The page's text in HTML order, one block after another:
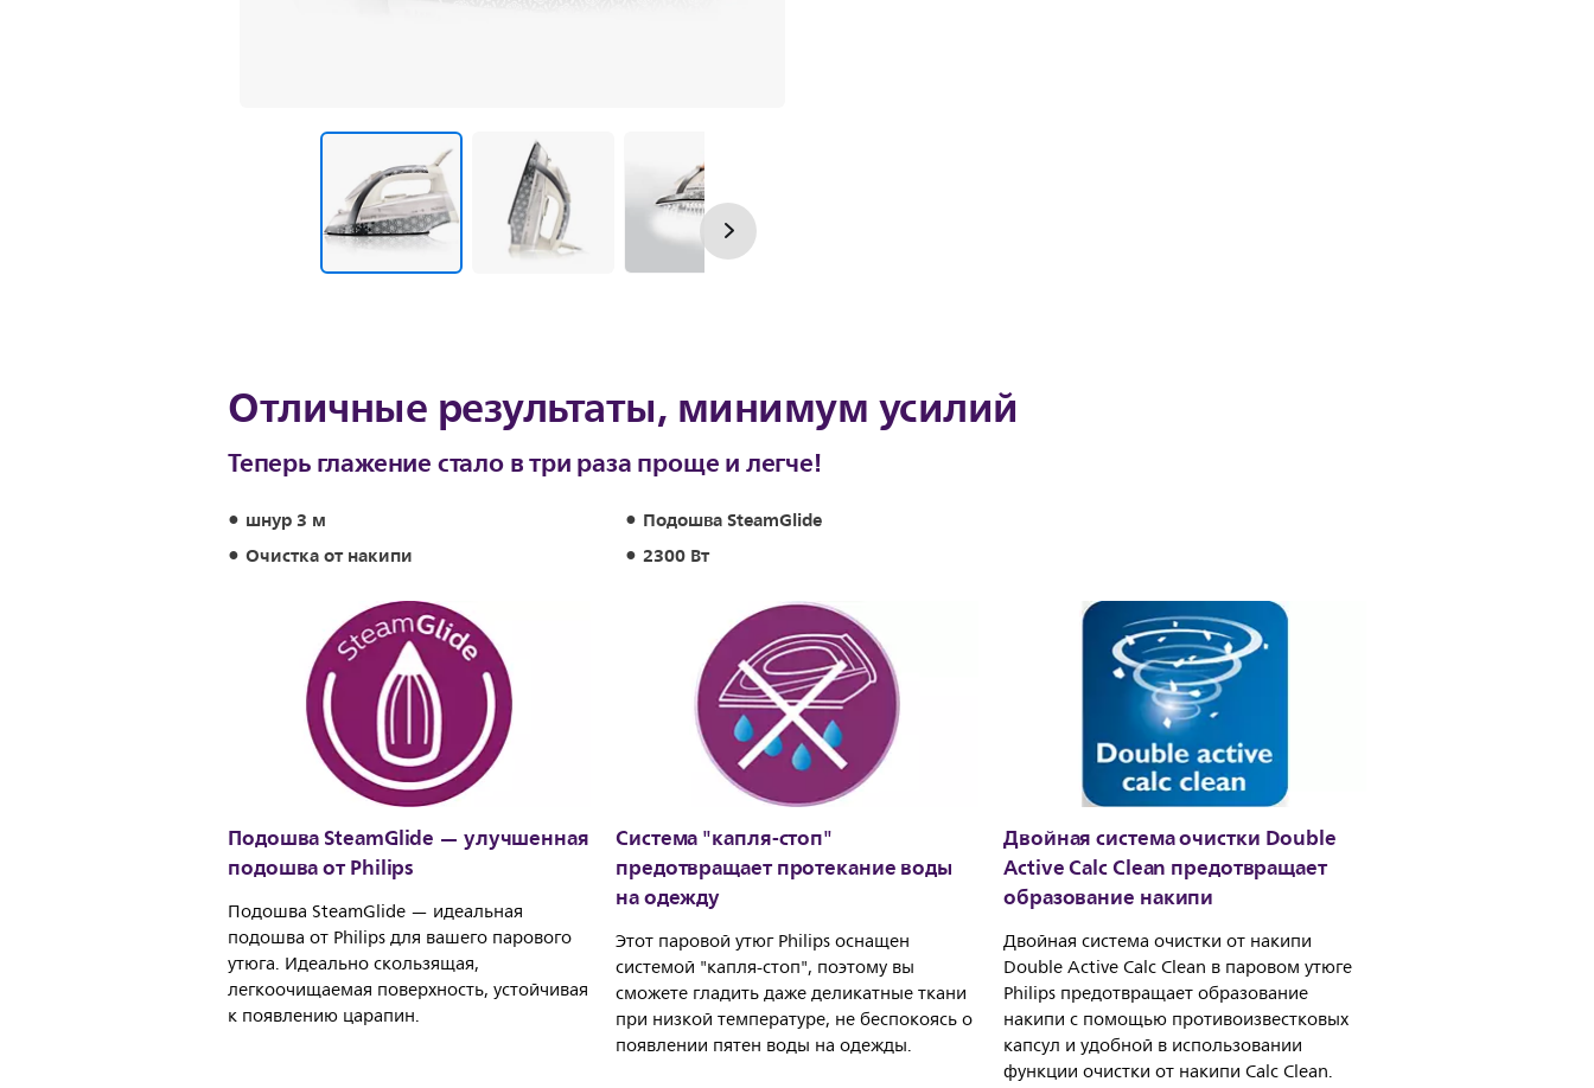
Отличные результаты, минимум усилий
Теперь глажение стало в три раза проще и легче!
шнур 3 м
Подошва SteamGlide
Очистка от накипи
2300 Вт
Подошва SteamGlide — улучшенная
подошва от Philips
Подошва SteamGlide — идеальная
подошва от Philips для вашего парового
утюга. Идеально скользящая,
легкоочищаемая поверхность, устойчивая
к появлению царапин.
Система "капля-стоп"
предотвращает протекание воды
на одежду
Этот паровой утюг Philips оснащен
системой "капля-стоп", поэтому вы
сможете гладить даже деликатные ткани
при низкой температуре, не беспокоясь о
появлении пятен воды на одежды.
Двойная система очистки Double
Active Calc Clean предотвращает
образование накипи
Двойная система очистки от накипи
Double Active Calc Clean в паровом утюге
Philips предотвращает образование
накипи с помощью противоизвестковых
капсул и удобной в использовании
функции очистки от накипи Calc Clean.